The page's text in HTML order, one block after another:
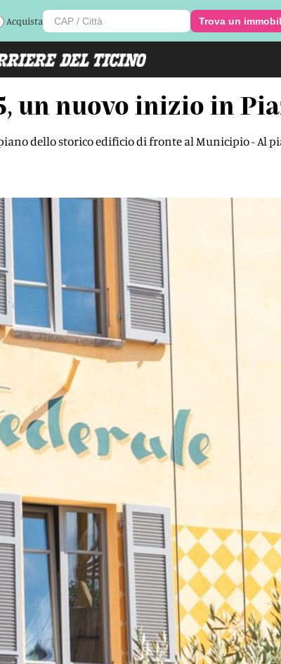
Acquista Trova un
un nuovo inizio in
dello storico edificio di fronte al Municipio - Al